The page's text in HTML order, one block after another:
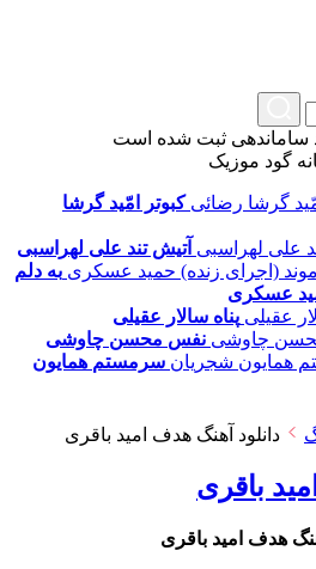
ساماندهی ثبت شده است
گود موزیک
کبوتر امّید گرشا
آتیش تند علی لهراسبی
به دلم
عسکری
پناه سالار عقیلی
نفس محسن چاوشی
سرمستم همایون
دانلود آهنگ هدف امید باقری
باقری
هدف امید باقری